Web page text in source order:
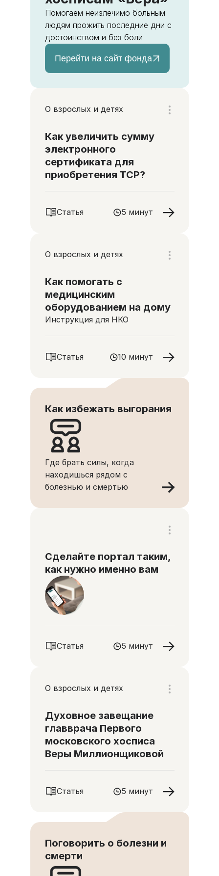
Помогаем неизлечимо больным
людям прожить последние дни с
достоинством и без боли
Перейти на сайт фонда
О взрослых и детях
Как увеличить сумму
электронного
сертификата для
приобретения ТСР?
Статья 5 минут
О взрослых и детях
Как помогать с
медицинским
оборудованием на дому
Инструкция для НКО
Статья 10 минут
Как избежать выгорания
Где брать силы, когда
находишься рядом с
болезнью и смертью
Сделайте портал таким,
как нужно именно вам
Статья 5 минут
О взрослых и детях
Духовное завещание
главврача Первого
московского хосписа
Веры Миллионщиковой
Статья 5 минут
Поговорить о болезни и
смерти